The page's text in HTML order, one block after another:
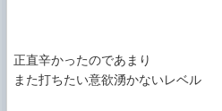
正直辛かったのであまり
また打ちたい意欲湧かないレベル